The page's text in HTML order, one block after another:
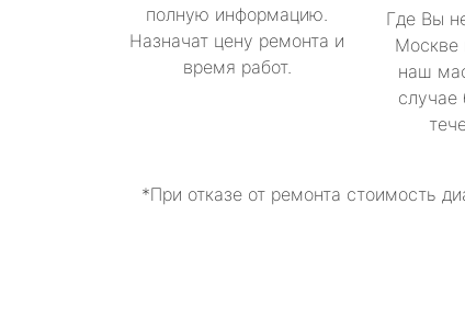
полную информацию.
Назначат цену ремонта и
время работ.
Где Вы
Москве
наш
случае
*При отказе от ремонта стоимость